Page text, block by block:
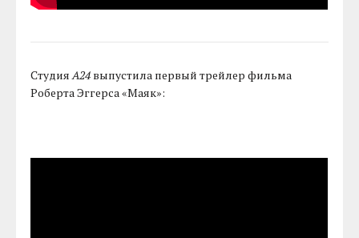
СтудияA24выпустила первый трейлер фильма
Роберта Эггерса «Маяк»: